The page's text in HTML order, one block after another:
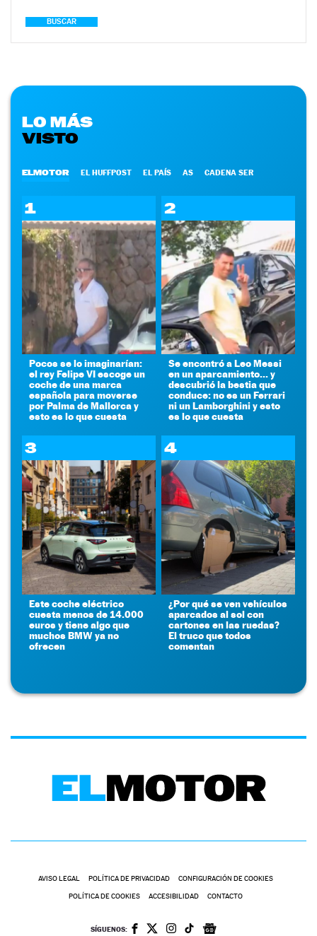
BUSCAR
LO MÁS
VISTO
ELMOTOR EL HUFFPOST EL PAÍS AS CADENA SER
1
Pocos se lo imaginarían:
el rey Felipe VI escoge un
coche de una marca
española para moverse
por Palma de Mallorca y
esto es lo que cuesta
2
Se encontró a Leo Messi
en un aparcamiento... y
descubrió la bestia que
conduce: no es un Ferrari
ni un Lamborghini y esto
es lo que cuesta
3
Este coche eléctrico
cuesta menos de 14.000
euros y tiene algo que
muchos BMW ya no
ofrecen
4
¿Por qué se ven vehículos
aparcados al sol con
cartones en las ruedas?
El truco que todos
comentan
AVISO LEGAL POLÍTICA DE PRIVACIDAD CONFIGURACIÓN DE COOKIES
POLÍTICA DE COOKIES ACCESIBILIDAD CONTACTO
SÍGUENOS: